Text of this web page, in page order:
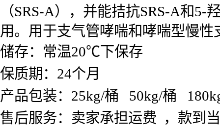
（SRS-A），并能拮抗SRS-A和
用。用于支气管哮喘和哮喘型慢
储存：常温20℃下保存
保质期：24个月
产品包装：25kg/桶 50kg/桶
售后服务：卖家承担运费 ，款到